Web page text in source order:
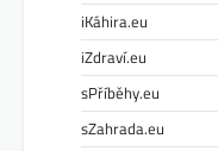
iKáhira.eu
iZdraví.eu
sPříběhy.eu
sZahrada.eu